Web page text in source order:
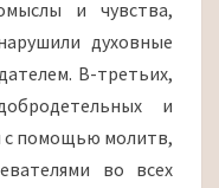
и чувства,
духовные
В-третьих,
и
с помощью молитв,
во всех